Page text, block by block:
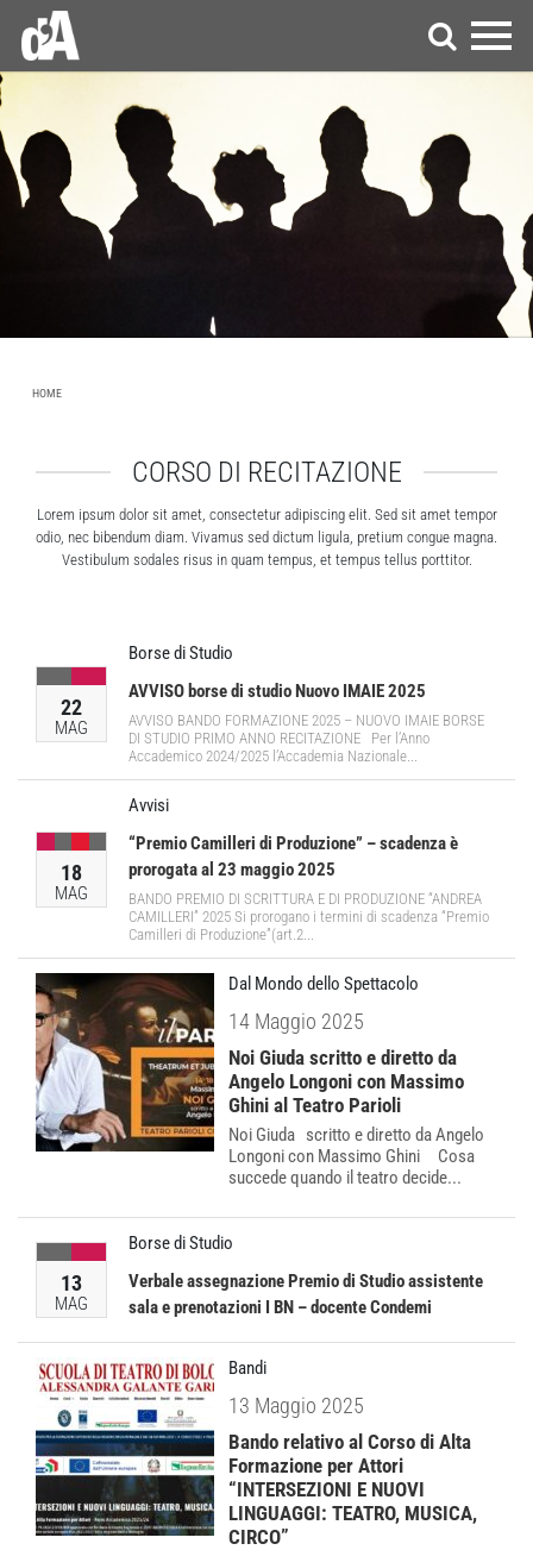
HOME
CORSO DI RECITAZIONE
Lorem ipsum dolor sit amet, consectetur adipiscing elit. Sed sit amet tempor
odio, nec bibendum diam. Vivamus sed dictum ligula, pretium congue magna.
Vestibulum sodales risus in quam tempus, et tempus tellus porttitor.
22
MAG
Borse di Studio
AVVISO borse di studio Nuovo IMAIE 2025
AVVISO BANDO FORMAZIONE 2025 – NUOVO IMAIE BORSE
DI STUDIO PRIMO ANNO RECITAZIONE Per l’Anno
Accademico 2024/2025 l’Accademia Nazionale...
18
MAG
Avvisi
“Premio Camilleri di Produzione” – scadenza è
prorogata al 23 maggio 2025
BANDO PREMIO DI SCRITTURA E DI PRODUZIONE “ANDREA
CAMILLERI” 2025 Si prorogano i termini di scadenza “Premio
Camilleri di Produzione”(art.2...
Dal Mondo dello Spettacolo
14 Maggio 2025
Noi Giuda scritto e diretto da
Angelo Longoni con Massimo
Ghini al Teatro Parioli
Noi Giuda scritto e diretto da Angelo
Longoni con Massimo Ghini Cosa
succede quando il teatro decide...
13
MAG
Borse di Studio
Verbale assegnazione Premio di Studio assistente
sala e prenotazioni I BN – docente Condemi
Bandi
13 Maggio 2025
Bando relativo al Corso di Alta
Formazione per Attori
“INTERSEZIONI E NUOVI
LINGUAGGI: TEATRO, MUSICA,
CIRCO”